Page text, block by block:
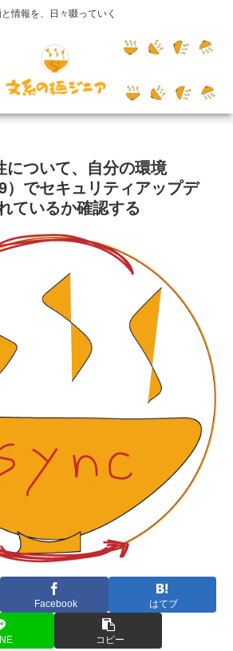
情報を、日々啜っていく
ついて、自分の環境
）でセキュリティアップデ
ているか確認する
Facebook はてブ
コピー